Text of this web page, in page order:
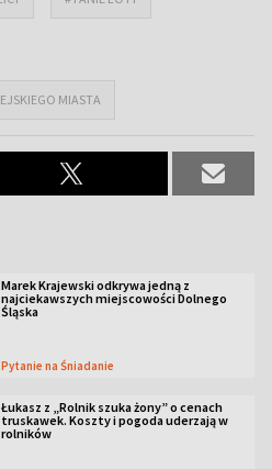
MIASTA
Marek Krajewski odkrywa jedną z
najciekawszych miejscowości Dolnego
Śląska
Pytanie na Śniadanie
Łukasz z „Rolnik szuka żony” o cenach
truskawek. Koszty i pogoda uderzają w
rolników